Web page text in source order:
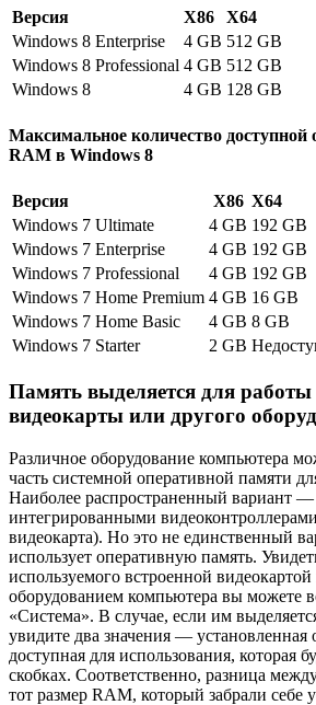
Версия X86
X64
Windows 8 Enterprise
4 GB 512 GB
Windows 8 Professional 4 GB 512 GB
Windows 8
4 GB 128 GB
Максимальное количество доступной
RAM в Windows 8
Версия X86 X64
Windows 7 Ultimate
4 GB 192 GB
Windows 7 Enterprise
4 GB 192 GB
Windows 7 Professional
4 GB 192 GB
Windows 7 Home Premium 4 GB 16 GB
Windows 7 Home Basic
4 GB 8 GB
Windows 7 Starter
2 GB
Память выделяется для работы
видеокарты или другого
Различное оборудование компьютера
часть системной оперативной памяти
Наиболее распространенный вариант
интегрированными
видеокарта). Но это не единственный
использует оперативную память.
используемого встроенной
оборудованием компьютера вы можете
«Система». В случае, если им
увидите два значения — установленная
доступная для использования, которая
скобках. Соответственно, разница
тот размер RAM, который забрали себе